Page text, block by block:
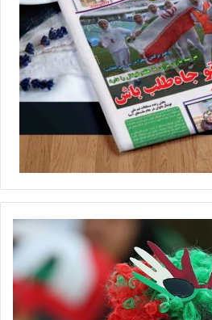
اولین دوره جام جهانی فوتسال زنان،
تیم ملی انجام خواهد شد یا
با زوج سلیمانی-ابطحی ادامه
تیم ملی فوتسال زنان ایران به
را در اینستاگرام دنبال کنید
علی صانعی فوتسال زنان مهدی تاج